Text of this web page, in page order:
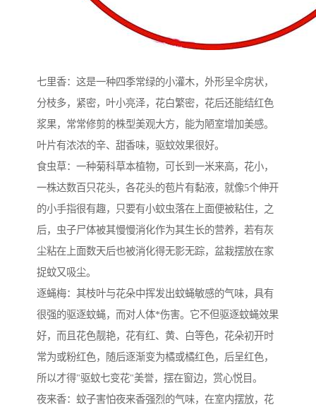
七里香：这是一种四季常绿的小灌木，外形呈伞房状，
分枝多，紧密，叶小亮泽，花白繁密，花后还能结红色
浆果，常常修剪的株型美观大方，能为陋室增加美感。
叶片有浓浓的辛、甜香味，驱蚊效果很好。
食虫草：一种菊科草本植物，可长到一米来高，花小，
一株达数百只花头，各花头的苞片有黏液，就像5个伸开
的小手指很有趣，只要有小蚊虫落在上面便被粘住，之
后，虫子尸体被其慢慢消化作为其生长的营养，若有灰
尘粘在上面数天后也被消化得无影无踪，盆栽摆放在家
捉蚊又吸尘。
逐蝇梅：其枝叶与花朵中挥发出蚊蝇敏感的气味，具有
很强的驱逐蚊蝇，而对人体*伤害。它不但驱逐蚊蝇效果
好，而且花色靓艳，花有红、黄、白等色，花朵初开时
常为或粉红色，随后逐渐变为橘或橘红色，后呈红色，
所以才得"驱蚊七变花"美誉，摆在窗边，赏心悦目。
夜来香：蚊子害怕夜来香强烈的气味，在室内摆放，花